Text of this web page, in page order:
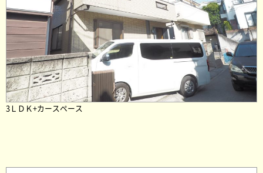
3ＬＤＫ+カースペース